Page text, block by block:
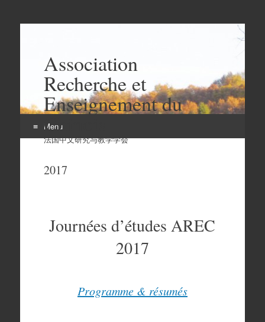
Association
Recherche et
Enseignement du
Chinois
法国中文研究与教学学会
Menu
contenu2017
Journées d’études AREC
2017
Programme & résumés